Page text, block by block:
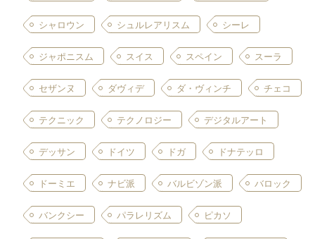
シャロウン シュルレアリスム シーレ
ジャポニスム スイス スペイン スーラ
セザンヌ ダヴィデ ダ・ヴィンチ チェコ
テクニック テクノロジー デジタルアート
デッサン ドイツ ドガ ドナテッロ
ドーミエ ナビ派 バルビゾン派 バロック
バンクシー パラレリズム ピカソ